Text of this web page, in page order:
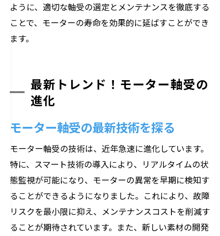
ように、適切な軸受の選定とメンテナンスを徹底する
ことで、モーターの寿命を効果的に延ばすことができ
ます。
最新トレンド！モーター軸受の
進化
モーター軸受の最新技術を探る
モーター軸受の技術は、近年急速に進化しています。
特に、スマート技術の導入により、リアルタイムの状
態監視が可能になり、モーターの異常を早期に検知す
ることができるようになりました。これにより、故障
リスクを最小限に抑え、メンテナンスコストを削減す
ることが期待されています。また、新しい素材の開発